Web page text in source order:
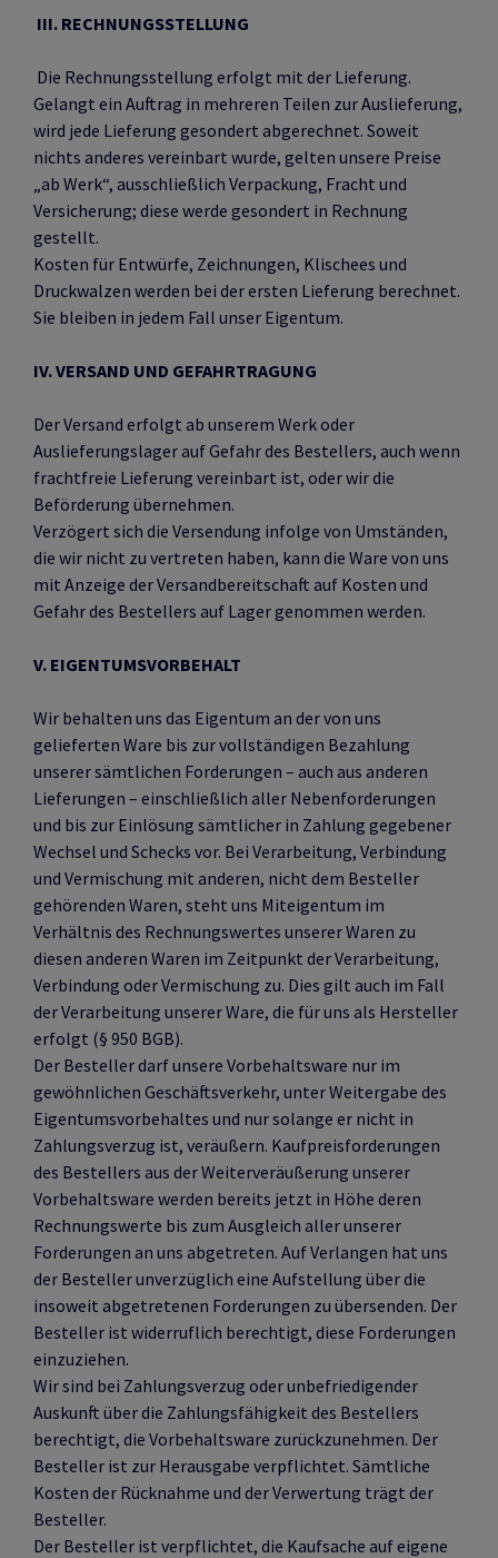
III. RECHNUNGSSTELLUNG
Die Rechnungsstellung erfolgt mit der Lieferung.
Gelangt ein Auftrag in mehreren Teilen zur Auslieferung,
wird jede Lieferung gesondert abgerechnet. Soweit
nichts anderes vereinbart wurde, gelten unsere Preise
„ab Werk“, ausschließlich Verpackung, Fracht und
Versicherung; diese werde gesondert in Rechnung
gestellt.
Kosten für Entwürfe, Zeichnungen, Klischees und
Druckwalzen werden bei der ersten Lieferung berechnet.
Sie bleiben in jedem Fall unser Eigentum.
IV. VERSAND UND GEFAHRTRAGUNG
Der Versand erfolgt ab unserem Werk oder
Auslieferungslager auf Gefahr des Bestellers, auch wenn
frachtfreie Lieferung vereinbart ist, oder wir die
Beförderung übernehmen.
Verzögert sich die Versendung infolge von Umständen,
die wir nicht zu vertreten haben, kann die Ware von uns
mit Anzeige der Versandbereitschaft auf Kosten und
Gefahr des Bestellers auf Lager genommen werden.
V. EIGENTUMSVORBEHALT
Wir behalten uns das Eigentum an der von uns
gelieferten Ware bis zur vollständigen Bezahlung
unserer sämtlichen Forderungen – auch aus anderen
Lieferungen – einschließlich aller Nebenforderungen
und bis zur Einlösung sämtlicher in Zahlung gegebener
Wechsel und Schecks vor. Bei Verarbeitung, Verbindung
und Vermischung mit anderen, nicht dem Besteller
gehörenden Waren, steht uns Miteigentum im
Verhältnis des Rechnungswertes unserer Waren zu
diesen anderen Waren im Zeitpunkt der Verarbeitung,
Verbindung oder Vermischung zu. Dies gilt auch im Fall
der Verarbeitung unserer Ware, die für uns als Hersteller
erfolgt (§ 950 BGB).
Der Besteller darf unsere Vorbehaltsware nur im
gewöhnlichen Geschäftsverkehr, unter Weitergabe des
Eigentumsvorbehaltes und nur solange er nicht in
Zahlungsverzug ist, veräußern. Kaufpreisforderungen
des Bestellers aus der Weiterveräußerung unserer
Vorbehaltsware werden bereits jetzt in Höhe deren
Rechnungswerte bis zum Ausgleich aller unserer
Forderungen an uns abgetreten. Auf Verlangen hat uns
der Besteller unverzüglich eine Aufstellung über die
insoweit abgetretenen Forderungen zu übersenden. Der
Besteller ist widerruflich berechtigt, diese Forderungen
einzuziehen.
Wir sind bei Zahlungsverzug oder unbefriedigender
Auskunft über die Zahlungsfähigkeit des Bestellers
berechtigt, die Vorbehaltsware zurückzunehmen. Der
Besteller ist zur Herausgabe verpflichtet. Sämtliche
Kosten der Rücknahme und der Verwertung trägt der
Besteller.
Der Besteller ist verpflichtet, die Kaufsache auf eigene